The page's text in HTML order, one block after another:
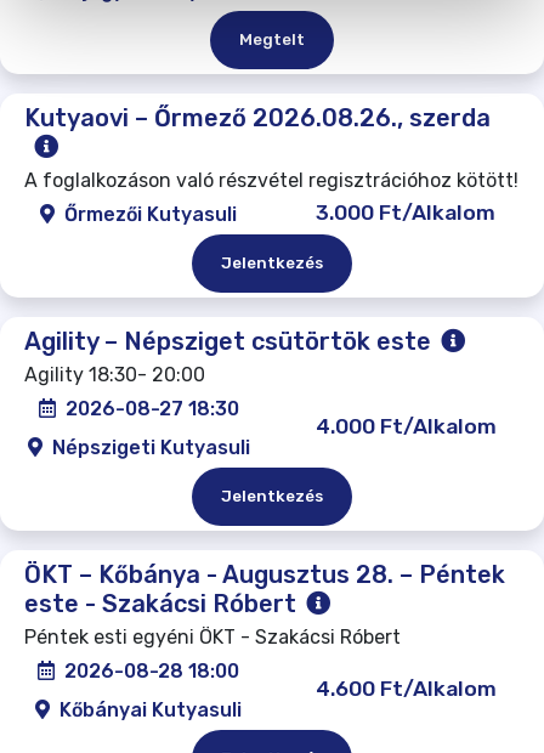
Megtelt
Kutyaovi – Őrmező 2026.08.26., szerda
A foglalkozáson való részvétel regisztrációhoz kötött!
Őrmezői Kutyasuli
3.000 Ft/Alkalom
Jelentkezés
Agility – Népsziget csütörtök este
Agility 18:30- 20:00
2026-08-27 18:30
Népszigeti Kutyasuli
4.000 Ft/Alkalom
Jelentkezés
ÖKT – Kőbánya - Augusztus 28. – Péntek
este - Szakácsi Róbert
Péntek esti egyéni ÖKT - Szakácsi Róbert
2026-08-28 18:00
Kőbányai Kutyasuli
4.600 Ft/Alkalom